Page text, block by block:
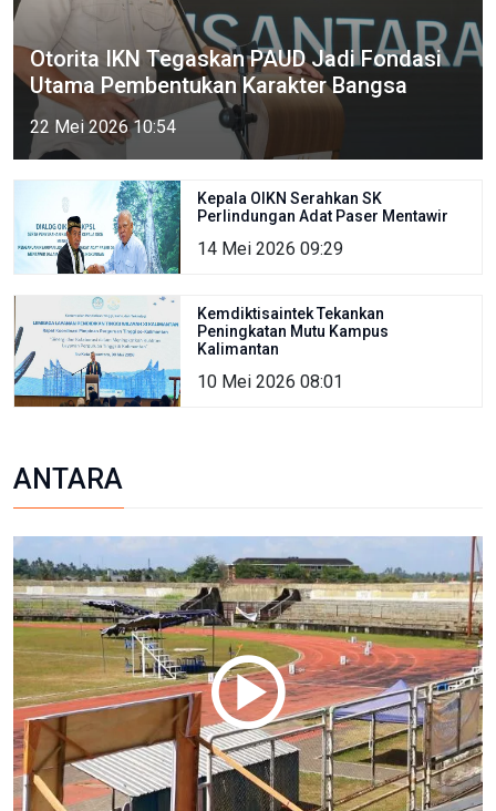
Otorita IKN Tegaskan PAUD Jadi Fondasi
Utama Pembentukan Karakter Bangsa
22 Mei 2026 10:54
Kepala OIKN Serahkan SK
Perlindungan Adat Paser Mentawir
14 Mei 2026 09:29
Kemdiktisaintek Tekankan
Peningkatan Mutu Kampus
Kalimantan
10 Mei 2026 08:01
ANTARA